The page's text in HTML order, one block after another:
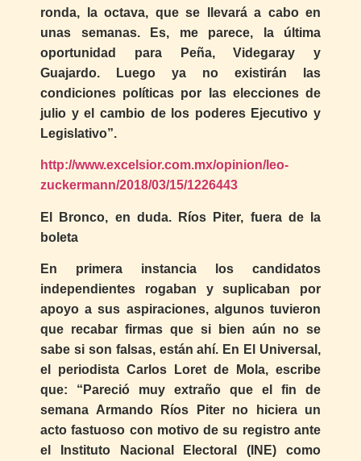
ronda, la octava, que se llevará a cabo en
unas semanas. Es, me parece, la última
oportunidad para Peña, Videgaray y
Guajardo. Luego ya no existirán las
condiciones políticas por las elecciones de
julio y el cambio de los poderes Ejecutivo y
Legislativo”.
http://www.excelsior.com.mx/opinion/leo-
zuckermann/2018/03/15/1226443
El Bronco, en duda. Ríos Piter, fuera de la
boleta
En primera instancia los candidatos
independientes rogaban y suplicaban por
apoyo a sus aspiraciones, algunos tuvieron
que recabar firmas que si bien aún no se
sabe si son falsas, están ahí. En El Universal,
el periodista Carlos Loret de Mola, escribe
que: “Pareció muy extraño que el fin de
semana Armando Ríos Piter no hiciera un
acto fastuoso con motivo de su registro ante
el Instituto Nacional Electoral (INE) como